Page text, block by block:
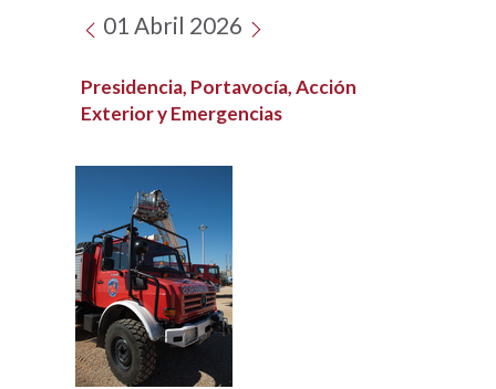
01 Abril 2026
Presidencia, Portavocía, Acción
Exterior y Emergencias